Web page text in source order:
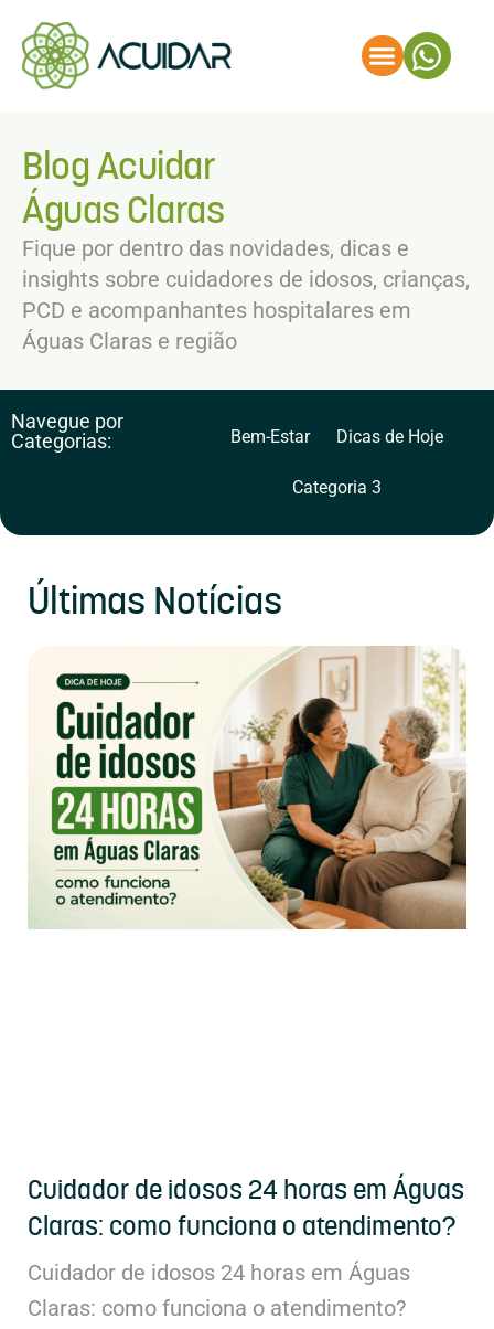
Blog Acuidar
Águas Claras
Fique por dentro das novidades, dicas e
insights sobre cuidadores de idosos, crianças,
PCD e acompanhantes hospitalares em
Águas Claras e região
Navegue por
Categorias:
Bem-Estar Dicas de Hoje
Categoria 3
Últimas Notícias
Cuidador de idosos 24 horas em Águas
Claras: como funciona o atendimento?
Cuidador de idosos 24 horas em Águas
Claras: como funciona o atendimento?